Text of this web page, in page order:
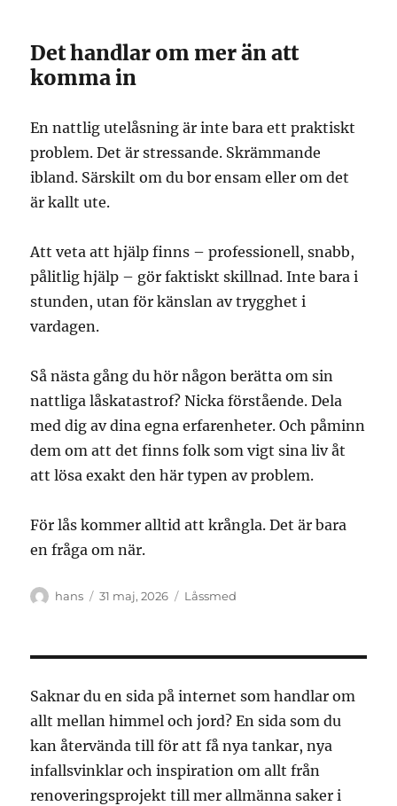
Det handlar om mer än att
komma in
En nattlig utelåsning är inte bara ett praktiskt
problem. Det är stressande. Skrämmande
ibland. Särskilt om du bor ensam eller om det
är kallt ute.
Att veta att hjälp finns – professionell, snabb,
pålitlig hjälp – gör faktiskt skillnad. Inte bara i
stunden, utan för känslan av trygghet i
vardagen.
Så nästa gång du hör någon berätta om sin
nattliga låskatastrof? Nicka förstående. Dela
med dig av dina egna erfarenheter. Och påminn
dem om att det finns folk som vigt sina liv åt
att lösa exakt den här typen av problem.
För lås kommer alltid att krångla. Det är bara
en fråga om när.
Författare
hans
Publicerat
31 maj, 2026 Kategorier
Låssmed
Saknar du en sida på internet som handlar om
allt mellan himmel och jord? En sida som du
kan återvända till för att få nya tankar, nya
infallsvinklar och inspiration om allt från
renoveringsprojekt till mer allmänna saker i